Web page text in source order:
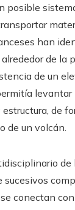
posible
han
de la
de un
levantar
de
de un volcán.
de
sucesivos
conectan